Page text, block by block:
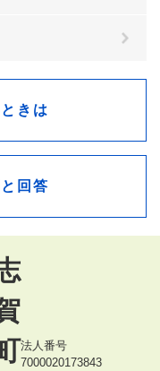
きは
回答
法人番号
7000020173843